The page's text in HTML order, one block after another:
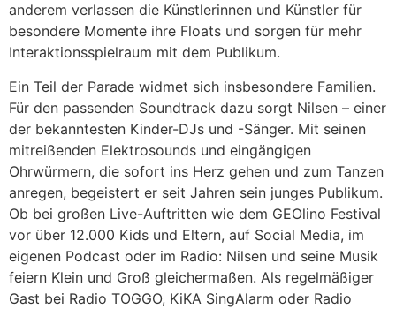
anderem verlassen die Künstlerinnen und Künstler für
besondere Momente ihre Floats und sorgen für mehr
Interaktionsspielraum mit dem Publikum.
Ein Teil der Parade widmet sich insbesondere Familien.
Für den passenden Soundtrack dazu sorgt Nilsen – einer
der bekanntesten Kinder-DJs und -Sänger. Mit seinen
mitreißenden Elektrosounds und eingängigen
Ohrwürmern, die sofort ins Herz gehen und zum Tanzen
anregen, begeistert er seit Jahren sein junges Publikum.
Ob bei großen Live-Auftritten wie dem GEOlino Festival
vor über 12.000 Kids und Eltern, auf Social Media, im
eigenen Podcast oder im Radio: Nilsen und seine Musik
feiern Klein und Groß gleichermaßen. Als regelmäßiger
Gast bei Radio TOGGO, KiKA SingAlarm oder Radio